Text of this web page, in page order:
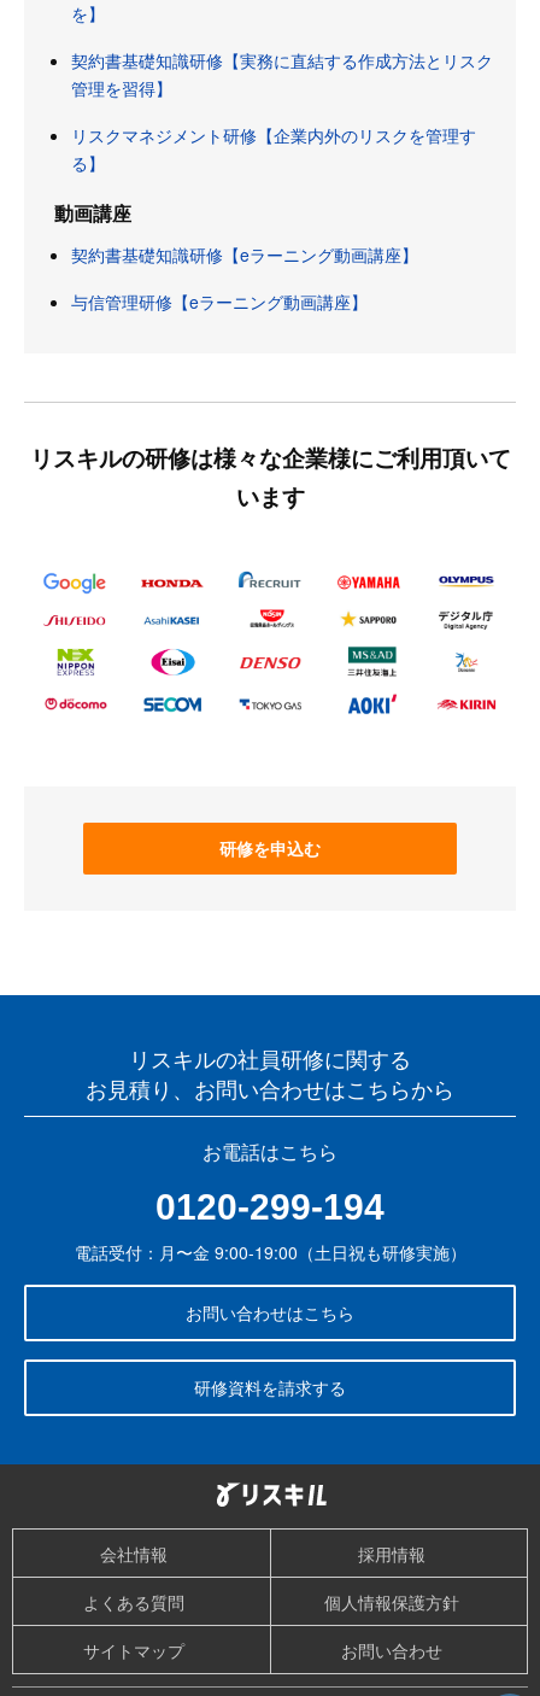
を】
契約書基礎知識研修【実務に直結する作成方法とリスク
管理を習得】
リスクマネジメント研修【企業内外のリスクを管理す
る】
動画講座
契約書基礎知識研修【eラーニング動画講座】
与信管理研修【eラーニング動画講座】
リスキルの研修は様々な企業様にご利用頂いて
います
研修を申込む
リスキルの社員研修に関する
お見積り、お問い合わせはこちらから
お電話はこちら
0120-299-194
電話受付：月〜金 9:00-19:00（土日祝も研修実施）
お問い合わせはこちら
研修資料を請求する
会社情報
採用情報
よくある質問
個人情報保護方針
サイトマップ
お問い合わせ